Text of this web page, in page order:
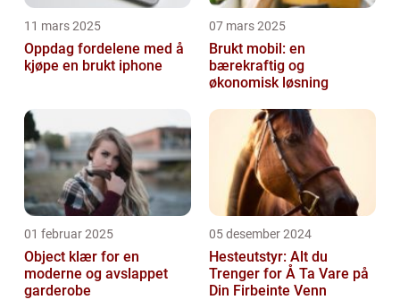
11 mars 2025
Oppdag fordelene med å
kjøpe en brukt iphone
07 mars 2025
Brukt mobil: en
bærekraftig og
økonomisk løsning
01 februar 2025
Object klær for en
moderne og avslappet
garderobe
05 desember 2024
Hesteutstyr: Alt du
Trenger for Å Ta Vare på
Din Firbeinte Venn